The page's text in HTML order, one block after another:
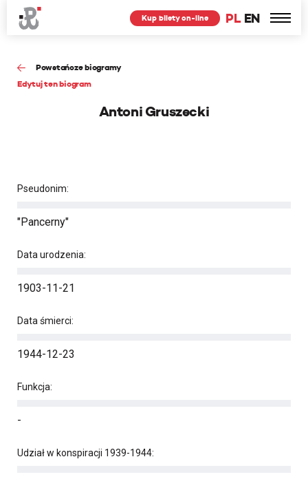
PL EN
Kup bilety on-line
Powstańcze biogramy
Edytuj ten biogram
Antoni Gruszecki
Pseudonim:
"Pancerny"
Data urodzenia:
1903-11-21
Data śmierci:
1944-12-23
Funkcja:
-
Udział w konspiracji 1939-1944: